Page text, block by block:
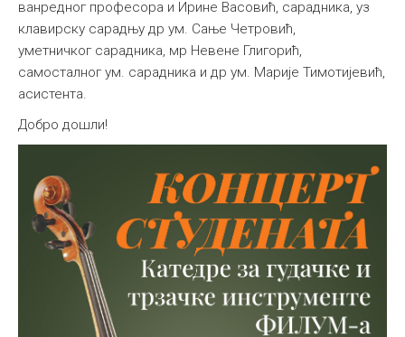
ванредног професора и Ирине Васовић, сарадникa, уз
клавирску сарадњу др ум. Сањe Четровић,
уметничког сарадника, мр Невене Глигорић,
самосталног ум. сарадника и др ум. Марије Тимотијевић,
асистента.
Добро дошли!